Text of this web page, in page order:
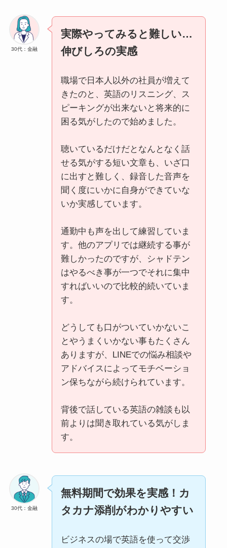
30代：金融
実際やってみると難しい…
伸びしろの実感
職場で日本人以外の社員が増えて
きたのと、英語のリスニング、ス
ピーキングが出来ないと将来的に
困る気がしたので始めました。
聴いているだけだとなんとなく話
せる気がする短い文章も、いざ口
に出すと難しく、録音した音声を
聞く度にいかに自身ができていな
いか実感しています。
通勤中も声を出して練習していま
す。他のアプリでは継続する事が
難しかったのですが、シャドテン
はやるべき事が一つでそれに集中
すればいいので比較的続いていま
す。
どうしても口がついていかないこ
とやうまくいかない事もたくさん
ありますが、LINEでの悩み相談や
アドバイスによってモチベーショ
ン保ちながら続けられています。
背後で話している英語の雑談も以
前よりは聞き取れている気がしま
す。
30代：金融
無料期間で効果を実感！カ
タカナ添削がわかりやすい
ビジネスの場で英語を使って交渉